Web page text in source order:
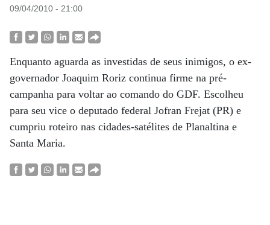
09/04/2010 - 21:00
Enquanto aguarda as investidas de seus inimigos, o ex-
governador Joaquim Roriz continua firme na pré-
campanha para voltar ao comando do GDF. Escolheu
para seu vice o deputado federal Jofran Frejat (PR) e
cumpriu roteiro nas cidades-satélites de Planaltina e
Santa Maria.